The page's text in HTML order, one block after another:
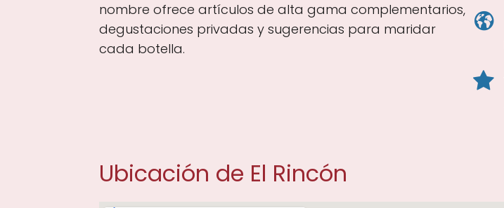
nombre ofrece artículos de alta gama complementarios,
degustaciones privadas y sugerencias para maridar
cada botella.
Ubicación de El Rincón